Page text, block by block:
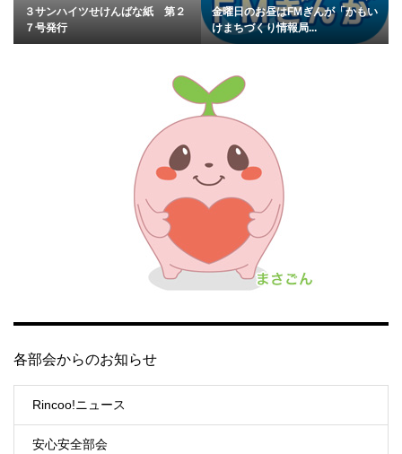
３サンハイツせけんばな紙 第２
７号発行
金曜日のお昼はFMぎんが「かもい
けまちづくり情報局...
各部会からのお知らせ
Rincoo!ニュース
安心安全部会